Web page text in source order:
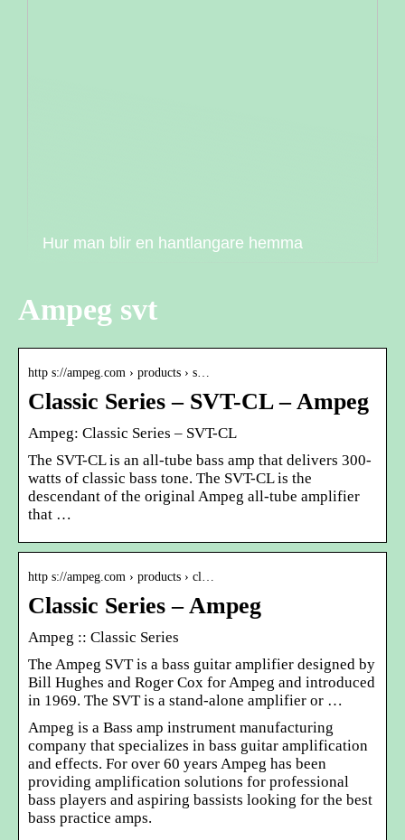
Hur man blir en hantlangare hemma
Ampeg svt
http s://ampeg.com › products › s…
Classic Series – SVT-CL – Ampeg
Ampeg: Classic Series – SVT-CL
The SVT-CL is an all-tube bass amp that delivers 300-
watts of classic bass tone. The SVT-CL is the
descendant of the original Ampeg all-tube amplifier
that …
http s://ampeg.com › products › cl…
Classic Series – Ampeg
Ampeg :: Classic Series
The Ampeg SVT is a bass guitar amplifier designed by
Bill Hughes and Roger Cox for Ampeg and introduced
in 1969. The SVT is a stand-alone amplifier or …
Ampeg is a Bass amp instrument manufacturing
company that specializes in bass guitar amplification
and effects. For over 60 years Ampeg has been
providing amplification solutions for professional
bass players and aspiring bassists looking for the best
bass practice amps.